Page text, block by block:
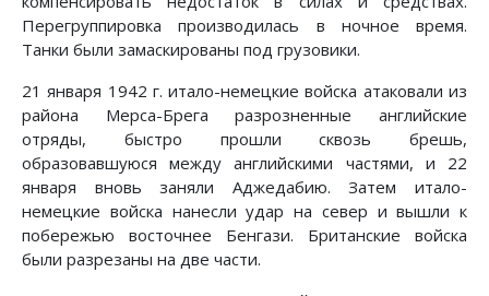
Перегруппировка производилась в ночное время.
Танки были замаскированы под грузовики.
21 января 1942 г. итало-немецкие войска атаковали из
района Мерса-Брега разрозненные английские
отряды, быстро прошли сквозь брешь,
образовавшуюся между английскими частями, и 22
января вновь заняли Аджедабию. Затем итало-
немецкие войска нанесли удар на север и вышли к
побережью восточнее Бенгази. Британские войска
были разрезаны на две части.